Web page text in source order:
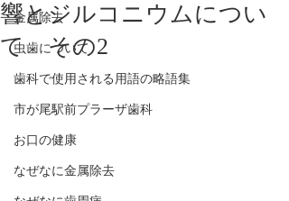
金属除去
虫歯について
歯科で使用される用語の略語集
市が尾駅前プラーザ歯科
お口の健康
なぜなに金属除去
響とジルコニウムについ
て その2